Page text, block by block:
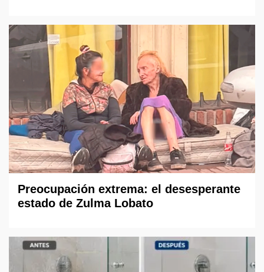
Preocupación extrema: el desesperante
estado de Zulma Lobato